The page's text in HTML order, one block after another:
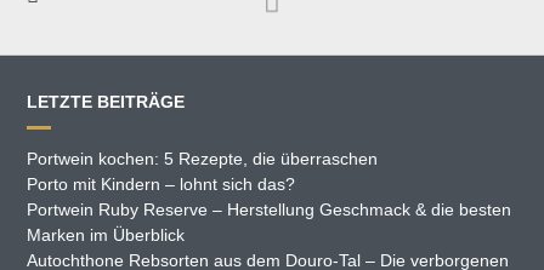
LETZTE BEITRÄGE
Portwein kochen: 5 Rezepte, die überraschen
Porto mit Kindern – lohnt sich das?
Portwein Ruby Reserve – Herstellung Geschmack & die besten
Marken im Überblick
Autochthone Rebsorten aus dem Douro-Tal – Die verborgenen